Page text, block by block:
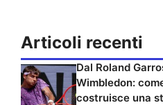
Articoli recenti
Dal Roland
Wimbledon:
costruisce una